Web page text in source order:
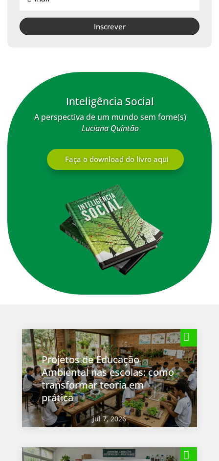
Inscrever
Inteligência Social
A perspectiva de um mundo sem fome(s)
Luciana Quintão
Faça o download do livro aqui
Projetos de Educação
Ambiental nas escolas: como
transformar teoria em
prática
jul 7, 2026